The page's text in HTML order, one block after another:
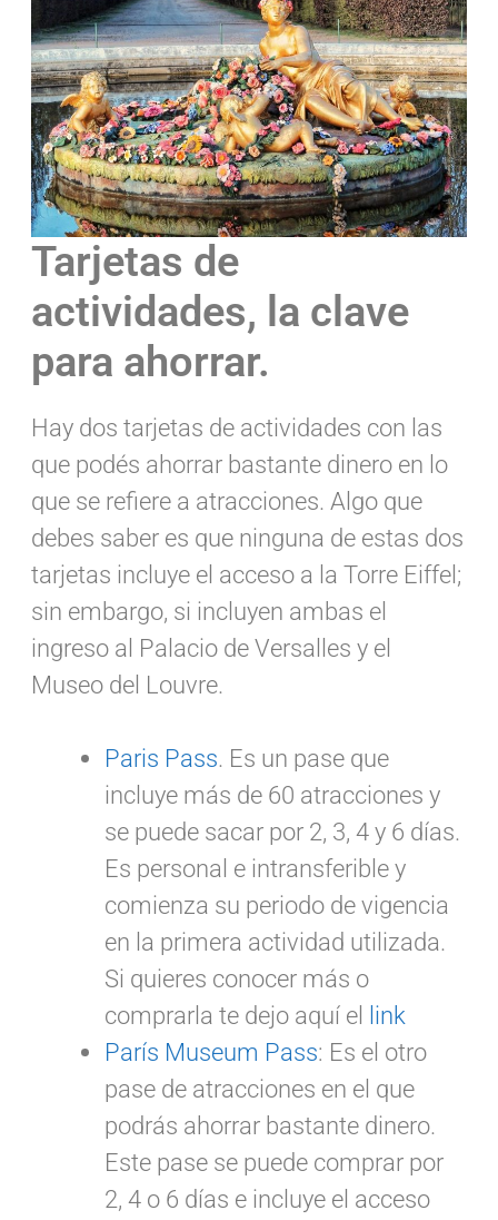
Tarjetas de
actividades, la clave
para ahorrar.
Hay dos tarjetas de actividades con las
que podés ahorrar bastante dinero en lo
que se refiere a atracciones. Algo que
debes saber es que ninguna de estas dos
tarjetas incluye el acceso a la Torre Eiffel;
sin embargo, si incluyen ambas el
ingreso al Palacio de Versalles y el
Museo del Louvre.
Paris Pass. Es un pase que
incluye más de 60 atracciones y
se puede sacar por 2, 3, 4 y 6 días.
Es personal e intransferible y
comienza su periodo de vigencia
en la primera actividad utilizada.
Si quieres conocer más o
comprarla te dejo aquí el
link
París Museum Pass: Es el otro
pase de atracciones en el que
podrás ahorrar bastante dinero.
Este pase se puede comprar por
2, 4 o 6 días e incluye el acceso